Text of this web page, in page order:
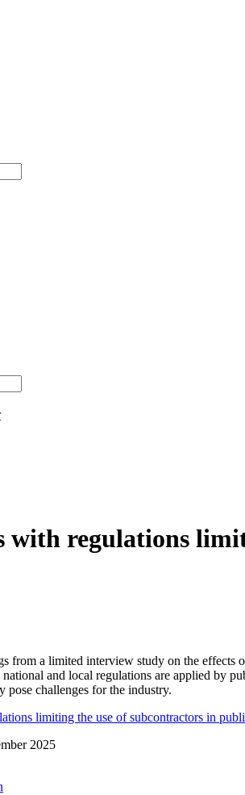
with regulations
from a limited interview study on the
and local regulations are applied by
pose challenges for the industry.
2025